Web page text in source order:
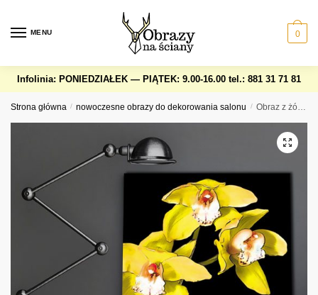
navigation
content
MENU 0
Infolinia: PONIEDZIAŁEK — PIĄTEK: 9.00-16.00 tel.: 881 31 71 81
Strona główna / nowoczesne obrazy do dekorowania salonu / Obraz z żółtymi storczykami